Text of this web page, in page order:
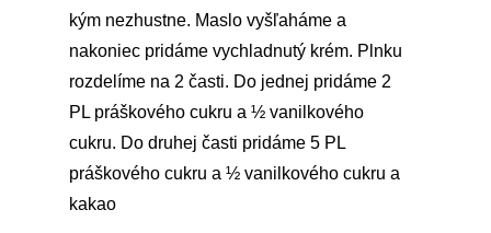
kým nezhustne. Maslo vyšľaháme a
nakoniec pridáme vychladnutý krém. Plnku
rozdelíme na 2 časti. Do jednej pridáme 2
PL práškového cukru a ½ vanilkového
cukru. Do druhej časti pridáme 5 PL
práškového cukru a ½ vanilkového cukru a
kakao